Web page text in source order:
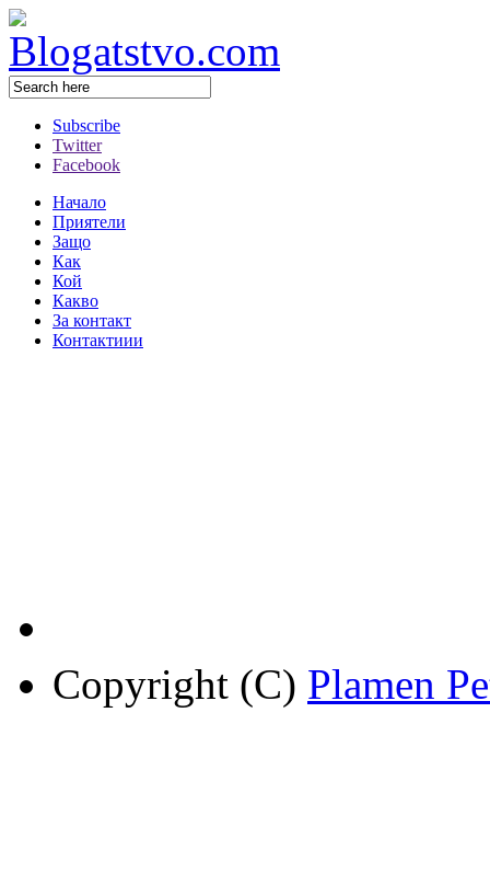
Subscribe
Twitter
Facebook
Начало
Приятели
Защо
Как
Кой
Какво
За контакт
Контактиии
Copyright (C) Plamen